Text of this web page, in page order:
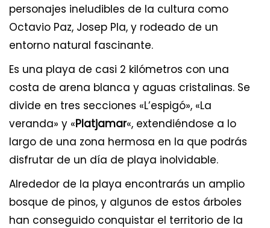
personajes ineludibles de la cultura como
Octavio Paz, Josep Pla, y rodeado de un
entorno natural fascinante.
Es una playa de casi 2 kilómetros con una
costa de arena blanca y aguas cristalinas. Se
divide en tres secciones «L’espigó», «La
veranda» y «Platjamar«, extendiéndose a lo
largo de una zona hermosa en la que podrás
disfrutar de un día de playa inolvidable.
Alrededor de la playa encontrarás un amplio
bosque de pinos, y algunos de estos árboles
han conseguido conquistar el territorio de la